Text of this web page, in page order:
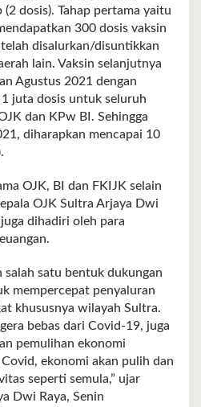
dosis). Tahap pertama yaitu
300 dosis vaksin
disalurkan/disuntikkan
lain. Vaksin selanjutnya
Agustus 2021 dengan
juta dosis untuk seluruh
dan KPw BI. Sehingga
diharapkan mencapai 10
OJK, BI dan FKIJK selain
OJK Sultra Arjaya Dwi
dihadiri oleh para
salah satu bentuk dukungan
mempercepat penyaluran
khususnya wilayah Sultra.
bebas dari Covid-19, juga
pemulihan ekonomi
ekonomi akan pulih dan
seperti semula,” ujar
Dwi Raya, Senin